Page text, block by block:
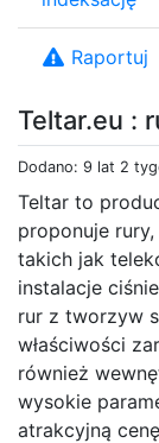
Teltar.eu :
Dodano: 9 lat 2
Teltar to
proponuje
takich jak
instalacje
rur z tworzyw
właściwości
również
wysokie
atrakcyjną
Raportuj